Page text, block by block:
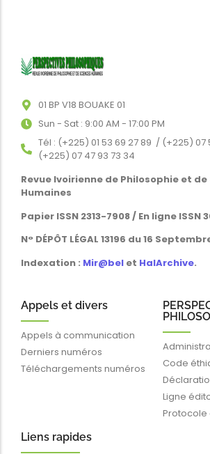
01 BP V18 BOUAKE 01
Sun - Sat : 9:00 AM - 17:00 PM
Tél : (+225) 01 53 69 27 89 / (+225) 07
(+225) 07 47 93 73 34
Revue Ivoirienne de Philosophie et de
Humaines
Papier ISSN 2313-7908 / En ligne ISSN
N° DÉPÔT LÉGAL 13196 du 16
Indexation : Mir@bel et HalArchive.
Appels et divers
Appels à communication
Derniers numéros
Téléchargements numéros
Code
Ligne
Liens rapides